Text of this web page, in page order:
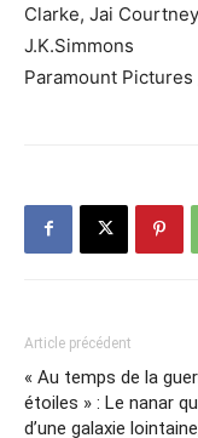
Clarke, Jai
J.K.Simmons
Paramount
Article précédent
« Au temps de la
étoiles » : Le nanar
d’une galaxie